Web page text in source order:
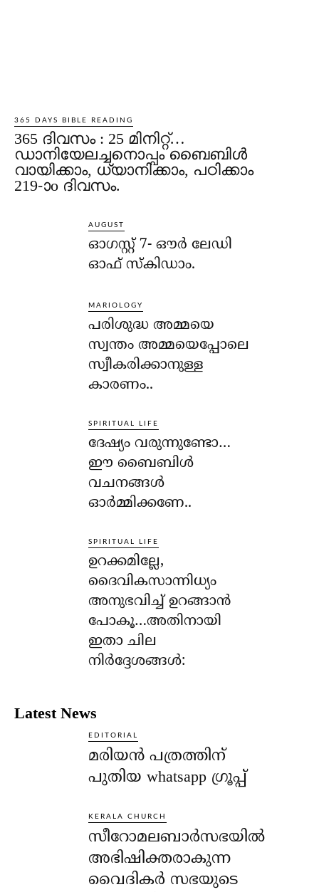
365 DAYS BIBLE READING
365 ദിവസം : 25 മിനിറ്റ്…
ഡാനിയേലച്ചനൊപ്പം ബൈബിൾ
വായിക്കാം, ധ്യാനിക്കാം, പഠിക്കാം
219-ാo ദിവസം.
AUGUST
ഓഗസ്റ്റ് 7- ഔര്‍ ലേഡി
ഓഫ് സ്‌കിഡാം.
MARIOLOGY
പരിശുദ്ധ അമ്മയെ
സ്വന്തം അമ്മയെപ്പോലെ
സ്വീകരിക്കാനുള്ള
കാരണം..
SPIRITUAL LIFE
ദേഷ്യം വരുന്നുണ്ടോ…
ഈ ബൈബിള്‍
വചനങ്ങള്‍
ഓര്‍മ്മിക്കണേ..
SPIRITUAL LIFE
ഉറക്കമില്ലേ,
ദൈവികസാന്നിധ്യം
അനുഭവിച്ച് ഉറങ്ങാന്‍
പോകൂ…അതിനായി
ഇതാ ചില
നിര്‍ദ്ദേശങ്ങള്‍:
Latest News
EDITORIAL
മരിയൻ പത്രത്തിന്
പുതിയ whatsapp ഗ്രൂപ്പ്
KERALA CHURCH
സീറോമലബാർസഭയിൽ
അഭിഷിക്തരാകുന്ന
വൈദികർ സഭയുടെ